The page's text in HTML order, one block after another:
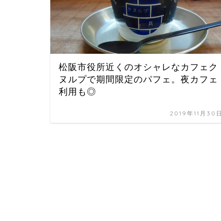
松阪市役所近くのオシャレなカフェク
ヌルプで期間限定のパフェ。夜カフェ
利用も◎
2019年11月30